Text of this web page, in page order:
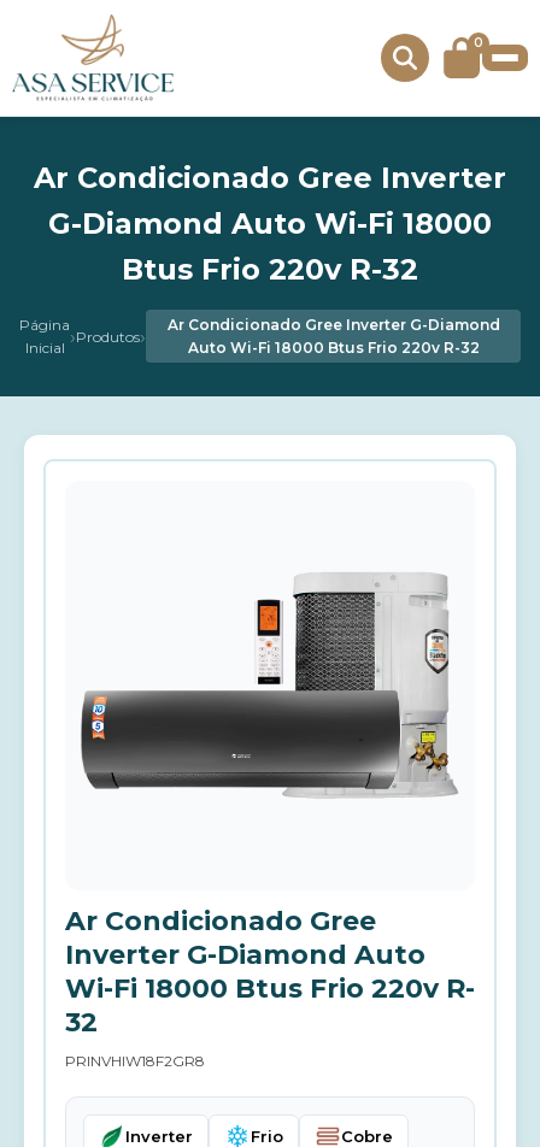
0
Ar Condicionado Gree Inverter
G-Diamond Auto Wi-Fi 18000
Btus Frio 220v R-32
Página
Inicial ›Produtos›
Ar Condicionado Gree Inverter G-Diamond
Auto Wi-Fi 18000 Btus Frio 220v R-32
Ar Condicionado Gree
Inverter G-Diamond Auto
Wi-Fi 18000 Btus Frio 220v R-
32
PRINVHIW18F2GR8
Inverter Frio Cobre